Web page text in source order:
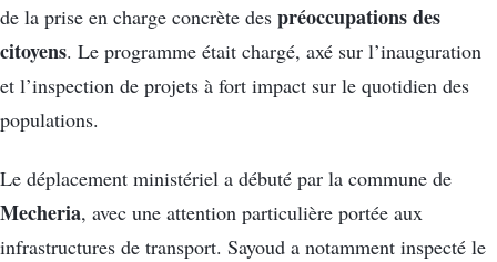
de la prise en charge concrète des préoccupations des
citoyens. Le programme était chargé, axé sur l’inauguration
et l’inspection de projets à fort impact sur le quotidien des
populations.
Le déplacement ministériel a débuté par la commune de
Mecheria, avec une attention particulière portée aux
infrastructures de transport. Sayoud a notamment inspecté le